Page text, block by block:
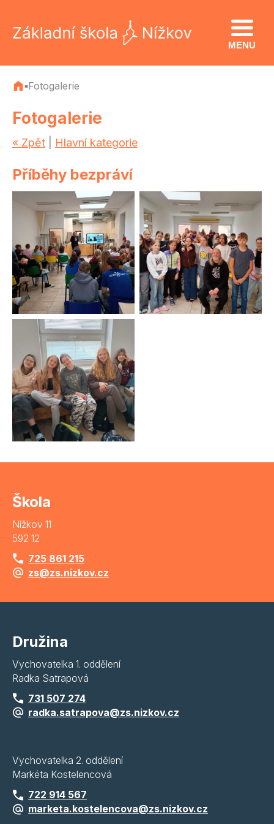
MENU
■Fotogalerie
Fotogalerie
« Zpět Hlavní kategorie
Příběhy bezpráví
Škola
Nížkov 11
592 12
725 861 215
zs@zs.nizkov.cz
Družina
Vychovatelka 1. oddělení
Radka Satrapová
731 507 274
radka.satrapova@zs.nizkov.cz
Vychovatelka 2. oddělení
Markéta Kostelencová
722 914 567
marketa.kostelencova@zs.nizkov.cz